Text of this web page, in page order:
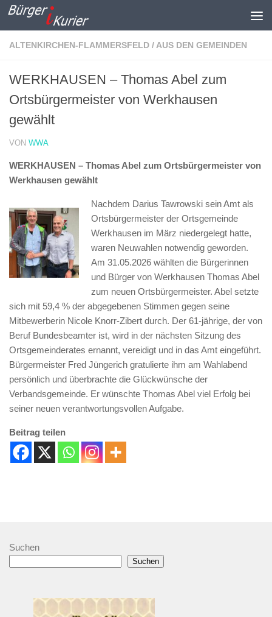
Zum Inhalt springen
ALTENKIRCHEN-FLAMMERSFELD / AUS DEN GEMEINDEN
WERKHAUSEN – Thomas Abel zum
Ortsbürgermeister von Werkhausen
gewählt
VON WWA
WERKHAUSEN – Thomas Abel zum Ortsbürgermeister von
Werkhausen gewählt
Nachdem Darius Tawrowski sein Amt als
Ortsbürgermeister der Ortsgemeinde
Werkhausen im März niedergelegt hatte,
waren Neuwahlen notwendig geworden.
Am 31.05.2026 wählten die Bürgerinnen
und Bürger von Werkhausen Thomas Abel
zum neuen Ortsbürgermeister. Abel setzte
sich mit 59,4 % der abgegebenen Stimmen gegen seine
Mitbewerberin Nicole Knorr-Zibert durch. Der 61-jährige, der von
Beruf Bundesbeamter ist, wird in der nächsten Sitzung des
Ortsgemeinderates ernannt, vereidigt und in das Amt eingeführt.
Bürgermeister Fred Jüngerich gratulierte ihm am Wahlabend
persönlich und überbrachte die Glückwünsche der
Verbandsgemeinde. Er wünschte Thomas Abel viel Erfolg bei
seiner neuen verantwortungsvollen Aufgabe.
Beitrag teilen
Suchen
Suchen